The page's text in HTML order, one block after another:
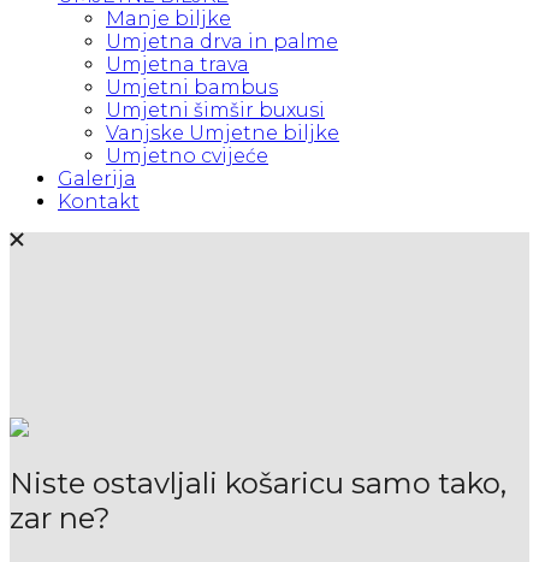
Manje biljke
Umjetna drva in palme
Umjetna trava
Umjetni bambus
Umjetni šimšir buxusi
Vanjske Umjetne biljke
Umjetno cvijeće
Galerija
Kontakt
Niste ostavljali košaricu samo tako,
zar ne?